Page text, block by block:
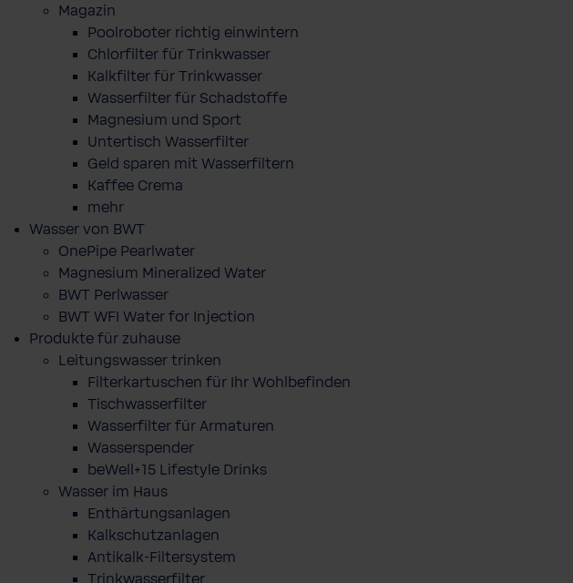
Magazin
Poolroboter richtig einwintern
Chlorfilter für Trinkwasser
Kalkfilter für Trinkwasser
Wasserfilter für Schadstoffe
Magnesium und Sport
Untertisch Wasserfilter
Geld sparen mit Wasserfiltern
Kaffee Crema
mehr
Wasser von BWT
OnePipe Pearlwater
Magnesium Mineralized Water
BWT Perlwasser
BWT WFI Water for Injection
Produkte für zuhause
Leitungswasser trinken
Filterkartuschen für Ihr Wohlbefinden
Tischwasserfilter
Wasserfilter für Armaturen
Wasserspender
beWell+15 Lifestyle Drinks
Wasser im Haus
Enthärtungsanlagen
Kalkschutzanlagen
Antikalk-Filtersystem
Trinkwasserfilter